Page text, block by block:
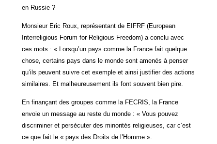
en Russie ?
Monsieur Eric Roux, représentant de EIFRF (European
Interreligious Forum for Religious Freedom) a conclu avec
ces mots : « Lorsqu’un pays comme la France fait quelque
chose, certains pays dans le monde sont amenés à penser
qu’ils peuvent suivre cet exemple et ainsi justifier des actions
similaires. Et malheureusement ils font souvent bien pire.
En finançant des groupes comme la FECRIS, la France
envoie un message au reste du monde : « Vous pouvez
discriminer et persécuter des minorités religieuses, car c’est
ce que fait le « pays des Droits de l’Homme ».